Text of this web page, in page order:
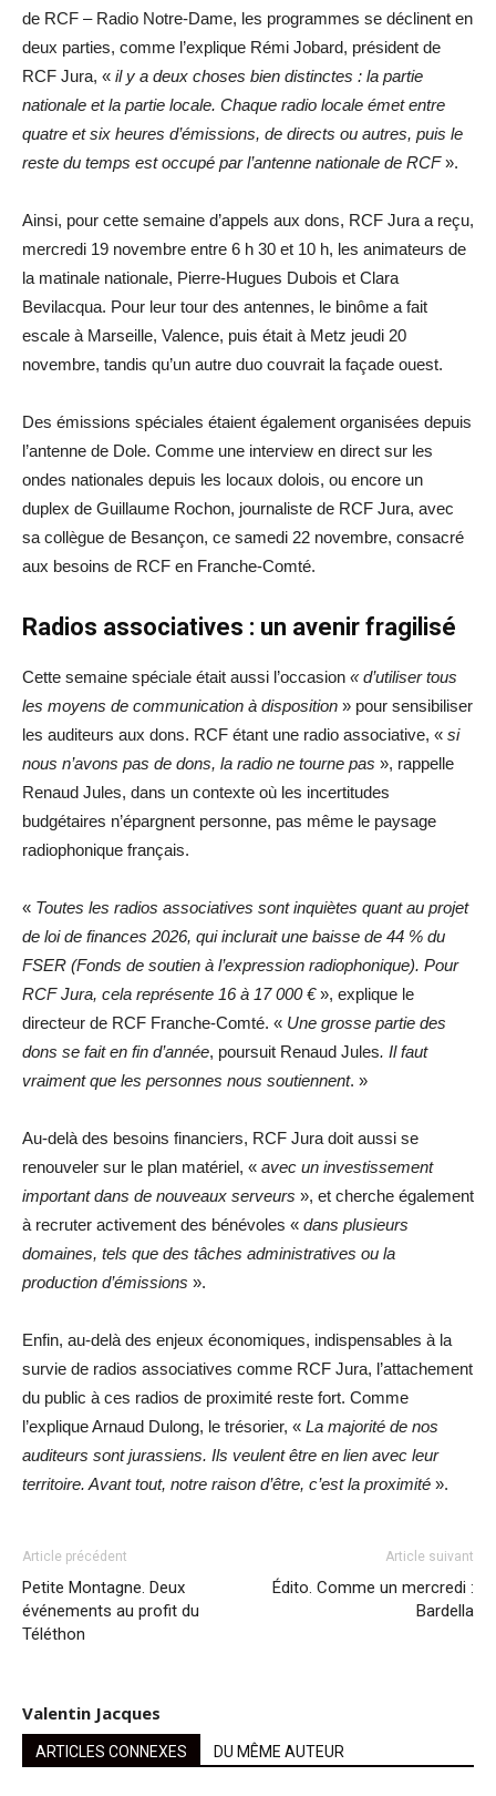
de RCF – Radio Notre-Dame, les programmes se déclinent en
deux parties, comme l’explique Rémi Jobard, président de
RCF Jura, « il y a deux choses bien distinctes : la partie
nationale et la partie locale. Chaque radio locale émet entre
quatre et six heures d’émissions, de directs ou autres, puis le
reste du temps est occupé par l’antenne nationale de RCF».
Ainsi, pour cette semaine d’appels aux dons, RCF Jura a reçu,
mercredi 19 novembre entre 6 h 30 et 10 h, les animateurs de
la matinale nationale, Pierre-Hugues Dubois et Clara
Bevilacqua. Pour leur tour des antennes, le binôme a fait
escale à Marseille, Valence, puis était à Metz jeudi 20
novembre, tandis qu’un autre duo couvrait la façade ouest.
Des émissions spéciales étaient également organisées depuis
l’antenne de Dole. Comme une interview en direct sur les
ondes nationales depuis les locaux dolois, ou encore un
duplex de Guillaume Rochon, journaliste de RCF Jura, avec
sa collègue de Besançon, ce samedi 22 novembre, consacré
aux besoins de RCF en Franche-Comté.
Radios associatives : un avenir fragilisé
Cette semaine spéciale était aussi l’occasion « d’utiliser tous
les moyens de communication à disposition » pour sensibiliser
les auditeurs aux dons. RCF étant une radio associative, « si
nous n’avons pas de dons, la radio ne tourne pas », rappelle
Renaud Jules, dans un contexte où les incertitudes
budgétaires n’épargnent personne, pas même le paysage
radiophonique français.
« Toutes les radios associatives sont inquiètes quant au projet
de loi de finances 2026, qui inclurait une baisse de 44 % du
FSER (Fonds de soutien à l’expression radiophonique). Pour
RCF Jura, cela représente 16 à 17 000 €», explique le
directeur de RCF Franche-Comté. « Une grosse partie des
dons se fait en fin d’année, poursuit Renaud Jules. Il faut
vraiment que les personnes nous soutiennent. »
Au-delà des besoins financiers, RCF Jura doit aussi se
renouveler sur le plan matériel, « avec un investissement
important dans de nouveaux serveurs », et cherche également
à recruter activement des bénévoles « dans plusieurs
domaines, tels que des tâches administratives ou la
production d’émissions ».
Enfin, au-delà des enjeux économiques, indispensables à la
survie de radios associatives comme RCF Jura, l’attachement
du public à ces radios de proximité reste fort. Comme
l’explique Arnaud Dulong, le trésorier, « La majorité de nos
auditeurs sont jurassiens. Ils veulent être en lien avec leur
territoire. Avant tout, notre raison d’être, c’est la proximité ».
Article précédent
Petite Montagne. Deux
événements au profit du
Téléthon
Article suivant
Édito. Comme un mercredi :
Bardella
Valentin Jacques
ARTICLES CONNEXES DU MÊME AUTEUR